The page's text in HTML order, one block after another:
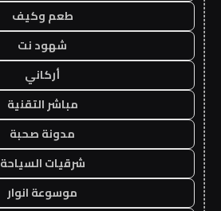
طعم وكيف
شهود نت
أركاني
مباشر التقنية
مدونة صحبة
شرقيات السياحة
موسوعة انوار